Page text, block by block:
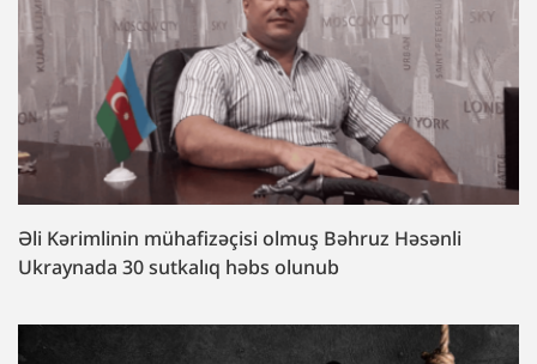
Əli Kərimlinin mühafizəçisi olmuş Bəhruz Həsənli
Ukraynada 30 sutkalıq həbs olunub